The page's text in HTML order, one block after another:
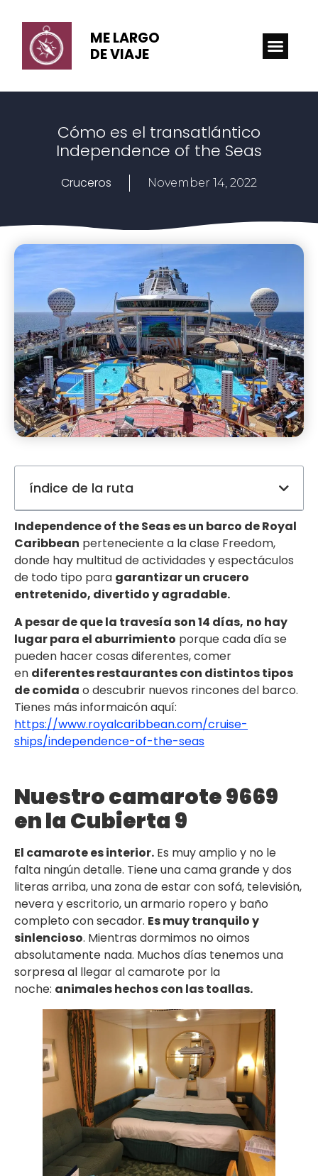
ME LARGO
DE VIAJE
Cómo es el transatlántico
Independence of the Seas
Cruceros November 14, 2022
índice de la ruta
Independence of the Seas es un barco de Royal
Caribbean perteneciente a la clase Freedom,
donde hay multitud de actividades y espectáculos
de todo tipo para garantizar un crucero
entretenido, divertido y agradable.
A pesar de que la travesía son 14 días, no hay
lugar para el aburrimiento porque cada día se
pueden hacer cosas diferentes, comer
en diferentes restaurantes con distintos tipos
de comida o descubrir nuevos rincones del barco.
Tienes más informaicón aquí:
https://www.royalcaribbean.com/cruise-
ships/independence-of-the-seas
Nuestro camarote 9669
en la Cubierta 9
El camarote es interior. Es muy amplio y no le
falta ningún detalle. Tiene una cama grande y dos
literas arriba, una zona de estar con sofá, televisión,
nevera y escritorio, un armario ropero y baño
completo con secador. Es muy tranquilo y
sinlencioso. Mientras dormimos no oimos
absolutamente nada. Muchos días tenemos una
sorpresa al llegar al camarote por la
noche: animales hechos con las toallas.